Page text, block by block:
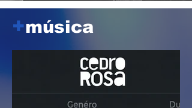
+música